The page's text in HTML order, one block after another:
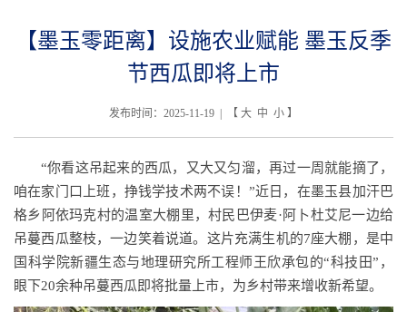
【墨玉零距离】设施农业赋能 墨玉反季
节西瓜即将上市
发布时间：2025-11-19 | 【 大 中 小 】
“你看这吊起来的西瓜，又大又匀溜，再过一周就能摘了，
咱在家门口上班，挣钱学技术两不误！”近日，在墨玉县加汗巴
格乡阿依玛克村的温室大棚里，村民巴伊麦·阿卜杜艾尼一边给
吊蔓西瓜整枝，一边笑着说道。这片充满生机的7座大棚，是中
国科学院新疆生态与地理研究所工程师王欣承包的“科技田”，
眼下20余种吊蔓西瓜即将批量上市，为乡村带来增收新希望。